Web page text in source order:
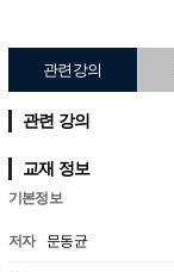
관련강의
관련 강의
교재 정보
기본정보
저자 문동균